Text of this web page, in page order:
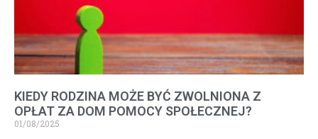
KIEDY RODZINA MOŻE BYĆ ZWOLNIONA Z
OPŁAT ZA DOM POMOCY SPOŁECZNEJ?
01/08/2025